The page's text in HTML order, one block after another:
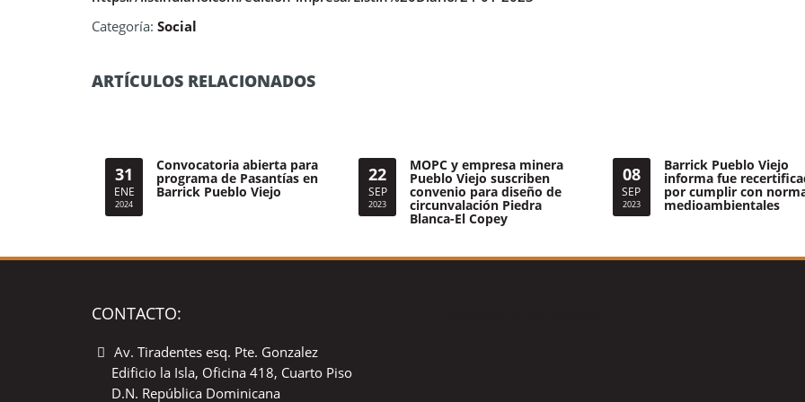
Categoría: Social
ARTÍCULOS RELACIONADOS
31
ENE
2024
Convocatoria abierta para
programa de Pasantías en
Barrick Pueblo Viejo
22
SEP
2023
MOPC y empresa minera
Pueblo Viejo suscriben
convenio para diseño de
circunvalación Piedra
Blanca-El Copey
08
SEP
2023
Barrick Pueblo Viejo
informa fue
por cumplir con
medioambientales
CONTACTO:
Av. Tiradentes esq. Pte. Gonzalez
Edificio la Isla, Oficina 418, Cuarto Piso
D.N. República Dominicana